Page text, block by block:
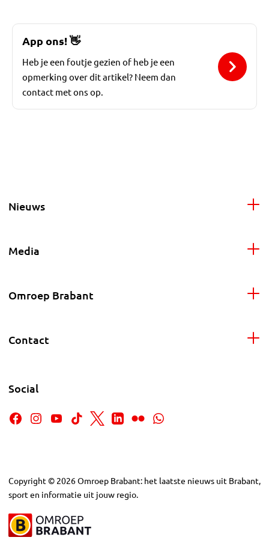
App ons!👋
Heb je een foutje gezien of heb je een
opmerking over dit artikel? Neem dan
contact met ons op.
Nieuws
Media
Omroep Brabant
Contact
Social
Copyright © 2026Omroep Brabant: het laatste nieuws uit Brabant,
sport en informatie uit jouw regio.